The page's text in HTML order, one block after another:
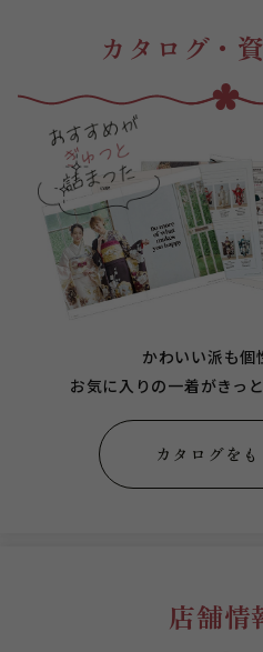
カタログ・
かわいい派も個
お気に入りの一着がきっ
カタログを
店舗情